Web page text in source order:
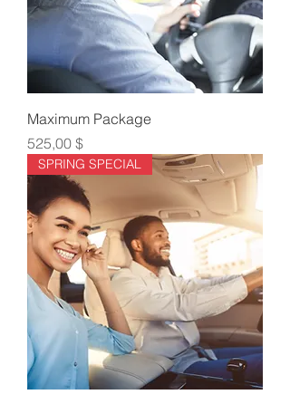
Maximum Package
Τιμή
525,00 $
SPRING SPECIAL